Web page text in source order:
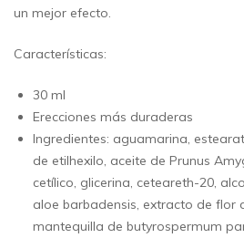
un mejor efecto.
Características:
30 ml
Erecciones más duraderas
Ingredientes: aguamarina,
de etilhexilo, aceite de Prunus
cetílico, glicerina, ceteareth-20,
aloe barbadensis, extracto de flor
mantequilla de butyrospermum